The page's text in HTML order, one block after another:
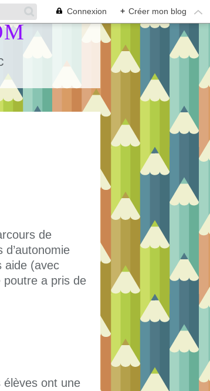
Connexion + Créer mon blog
de
d’autonomie
aide (avec
poutre a pris de
élèves ont une